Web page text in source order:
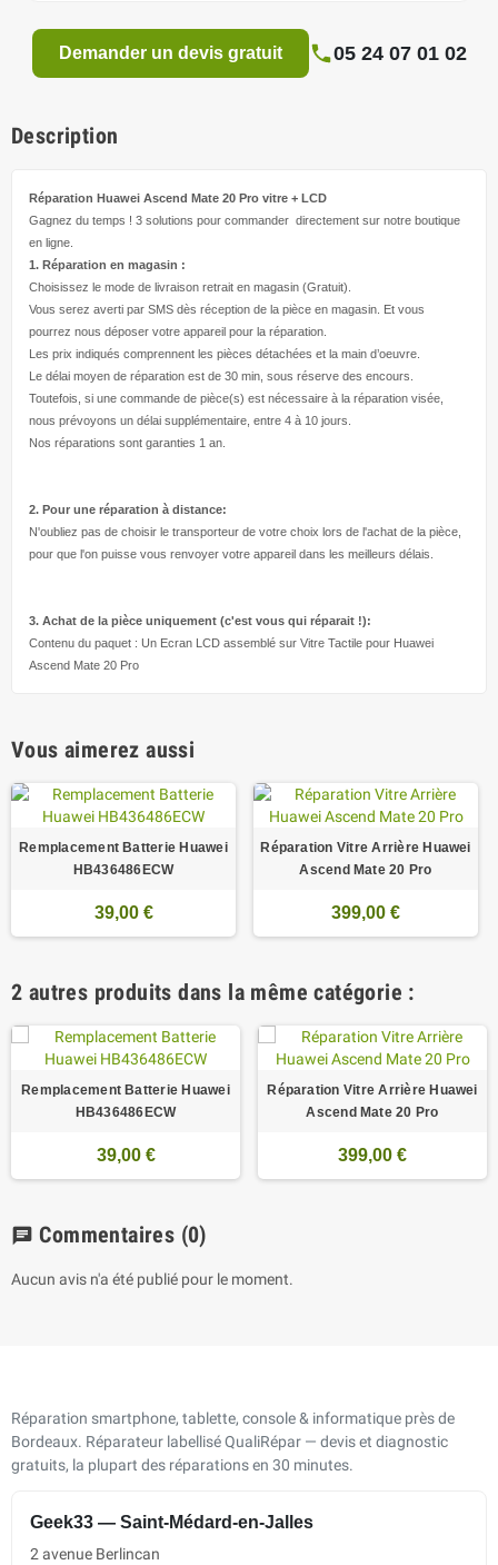
Demander un devis gratuit 05 24 07 01 02
Description
Réparation Huawei Ascend Mate 20 Pro vitre + LCD
Gagnez du temps ! 3 solutions pour commander directement sur notre boutique
en ligne.
1. Réparation en magasin :
Choisissez le mode de livraison retrait en magasin (Gratuit).
Vous serez averti par SMS dès réception de la pièce en magasin. Et vous
pourrez nous déposer votre appareil pour la réparation.
Les prix indiqués comprennent les pièces détachées et la main d’oeuvre
Le délai moyen de réparation est de 30 min, sous réserve des encours.
Toutefois, si une commande de pièce(s) est nécessaire à la réparation visée,
nous prévoyons un délai supplémentaire, entre 4 à 10 jours.
Nos réparations sont garanties 1 an.
2. Pour une réparation à distance:
N'oubliez pas de choisir le transporteur de votre choix lors de l'achat de la pièce,
pour que l'on puisse vous renvoyer votre appareil dans les meilleurs délais.
3. Achat de la pièce uniquement (c'est vous qui réparait !):
Contenu du paquet : Un Ecran LCD assemblé sur Vitre Tactile pour Huawei
Ascend Mate 20 Pro
Vous aimerez aussi
Remplacement Batterie Huawei
HB436486ECW
39,00 €
Réparation Vitre Arrière Huawei
Ascend Mate 20 Pro
399,00 €
2 autres produits dans la même catégorie :
Remplacement Batterie Huawei
HB436486ECW
39,00 €
Réparation Vitre Arrière Huawei
Ascend Mate 20 Pro
399,00 €
chat Commentaires (0)
Aucun avis n'a été publié pour le moment.
Réparation smartphone, tablette, console & informatique près de
Bordeaux. Réparateur labellisé QualiRépar — devis et diagnostic
gratuits, la plupart des réparations en 30 minutes.
Geek33 — Saint-Médard-en-Jalles
2 avenue Berlincan